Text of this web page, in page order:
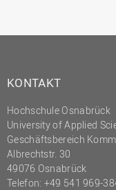
KONTAKT
Hochschule Osnabrück
University of Applied
Geschäftsbereich
Albrechtstr. 30
49076 Osnabrück
Telefon: +49 541 969-